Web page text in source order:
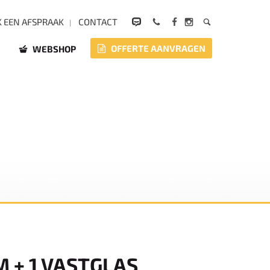
EEN AFSPRAAK CONTACT
WEBSHOP OFFERTE AANVRAGEN
+ 1 VASTGLAS